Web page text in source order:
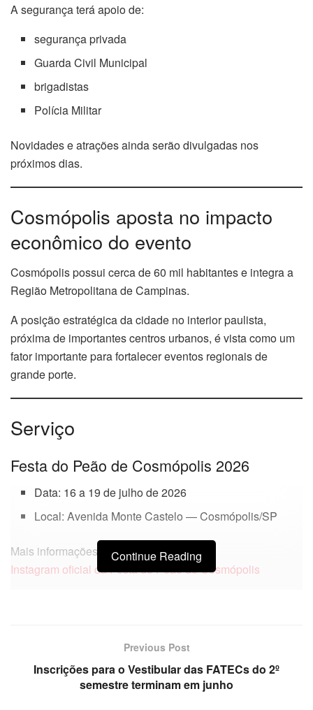
A segurança terá apoio de:
segurança privada
Guarda Civil Municipal
brigadistas
Polícia Militar
Novidades e atrações ainda serão divulgadas nos
próximos dias.
Cosmópolis aposta no impacto
econômico do evento
Cosmópolis possui cerca de 60 mil habitantes e integra a
Região Metropolitana de Campinas.
A posição estratégica da cidade no interior paulista,
próxima de importantes centros urbanos, é vista como um
fator importante para fortalecer eventos regionais de
grande porte.
Serviço
Festa do Peão de Cosmópolis 2026
Data: 16 a 19 de julho de 2026
Local: Avenida Monte Castelo — Cosmópolis/SP
Mais informações:
Instagram oficial da Festa do Peão de Cosmópolis
Continue Reading
Previous Post
Inscrições para o Vestibular das FATECs do 2º
semestre terminam em junho